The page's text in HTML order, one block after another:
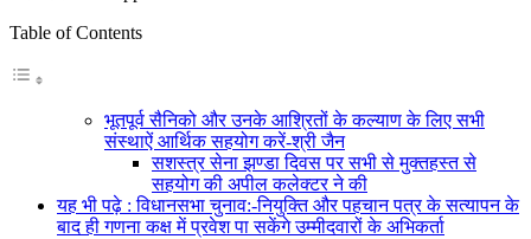
Table of Contents
भूतपूर्व सैनिको और उनके आश्रितों के कल्‍याण के लिए सभी
संस्‍थाऐं आर्थिक सहयोग करें-श्री जैन
सशस्‍त्र सेना झण्‍डा दिवस पर सभी से मुक्‍तहस्‍त से
सहयोग की अपील कलेक्‍टर ने की
यह भी पढ़े : विधानसभा चुनाव:-नियुक्ति और पहचान पत्र के सत्‍यापन के
बाद ही गणना कक्ष में प्रवेश पा सकेंगे उम्‍मीदवारों के अभिकर्ता